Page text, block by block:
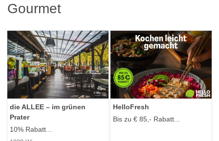
Gourmet
die ALLEE – im grünen
Prater
10% Rabatt...
HelloFresh
Bis zu € 85,- Rabatt...